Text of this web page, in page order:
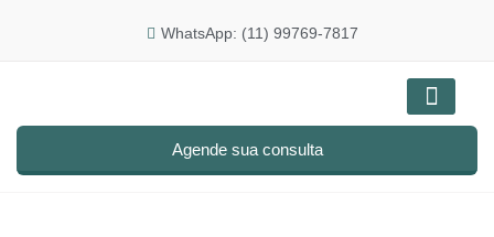
WhatsApp: (11) 99769-7817
Agende sua consulta